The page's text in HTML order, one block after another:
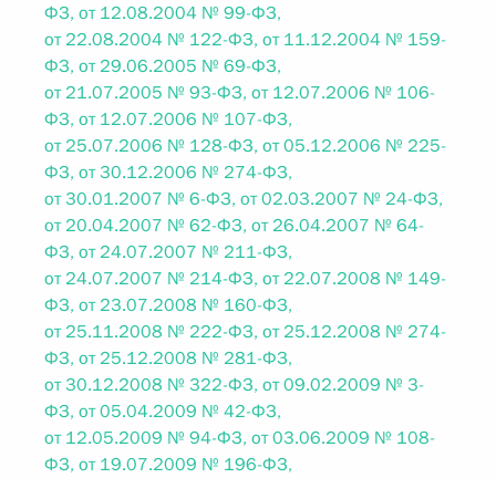
ФЗ, от 12.08.2004 № 99-ФЗ,
от 22.08.2004 № 122-ФЗ, от 11.12.2004 № 159-
ФЗ, от 29.06.2005 № 69-ФЗ,
от 21.07.2005 № 93-ФЗ, от 12.07.2006 № 106-
ФЗ, от 12.07.2006 № 107-ФЗ,
от 25.07.2006 № 128-ФЗ, от 05.12.2006 № 225-
ФЗ, от 30.12.2006 № 274-ФЗ,
от 30.01.2007 № 6-ФЗ, от 02.03.2007 № 24-ФЗ,
от 20.04.2007 № 62-ФЗ, от 26.04.2007 № 64-
ФЗ, от 24.07.2007 № 211-ФЗ,
от 24.07.2007 № 214-ФЗ, от 22.07.2008 № 149-
ФЗ, от 23.07.2008 № 160-ФЗ,
от 25.11.2008 № 222-ФЗ, от 25.12.2008 № 274-
ФЗ, от 25.12.2008 № 281-ФЗ,
от 30.12.2008 № 322-ФЗ, от 09.02.2009 № 3-
ФЗ, от 05.04.2009 № 42-ФЗ,
от 12.05.2009 № 94-ФЗ, от 03.06.2009 № 108-
ФЗ, от 19.07.2009 № 196-ФЗ,